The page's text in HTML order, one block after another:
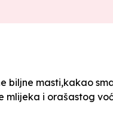
biljne masti,kakao
mlijeka i orašastog